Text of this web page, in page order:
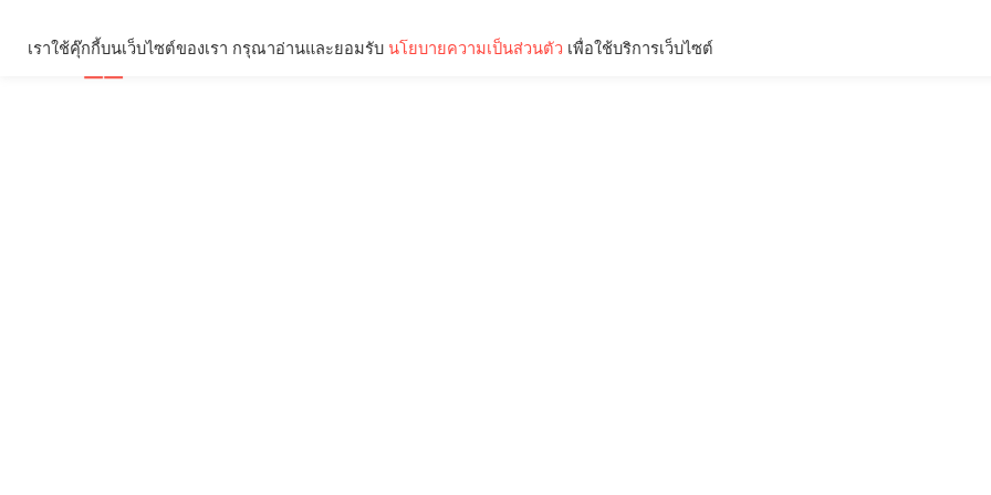
เราใช้คุ๊กกี้บนเว็บไซต์ของเรา กรุณาอ่านและยอมรับ นโยบายความเป็นส่วนตัว เพื่อใช้บริการเว็บไซต์